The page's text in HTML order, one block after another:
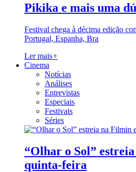
Pikika e mais uma
Festival chega à décima edição
Portugal, Espanha, Bra
Ler mais+
Cinema
Notícias
Análises
Entrevistas
Especiais
Festivais
Séries
“Olhar o Sol”
quinta-feira